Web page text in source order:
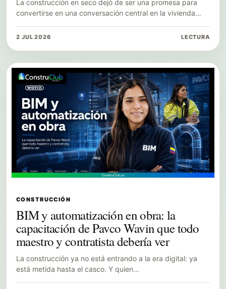
La construcción en seco dejó de ser una promesa para
convertirse en una conversación central en la vivienda…
2 JUL 2026 LECTURA
CONSTRUCCIÓN
BIM y automatización en obra: la
capacitación de Pavco Wavin que todo
maestro y contratista debería ver
La construcción ya no está entrando a la era digital: ya
está metida hasta el casco. Y quien…